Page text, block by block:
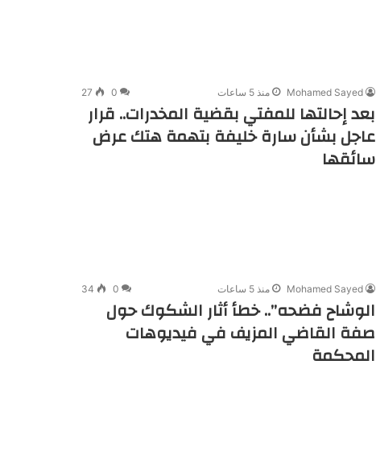
Mohamed Sayed منذ 5 ساعات 0
27
بعد إحالتها للمفتي بقضية المخدرات.. قرار
عاجل بشأن سارة خليفة بتهمة هتك عرض
سائقها
Mohamed Sayed منذ 5 ساعات 0
34
الوشاح فضحه”.. خطأ أثار الشكوك حول
صفة القاضي المزيف في فيديوهات
المحكمة